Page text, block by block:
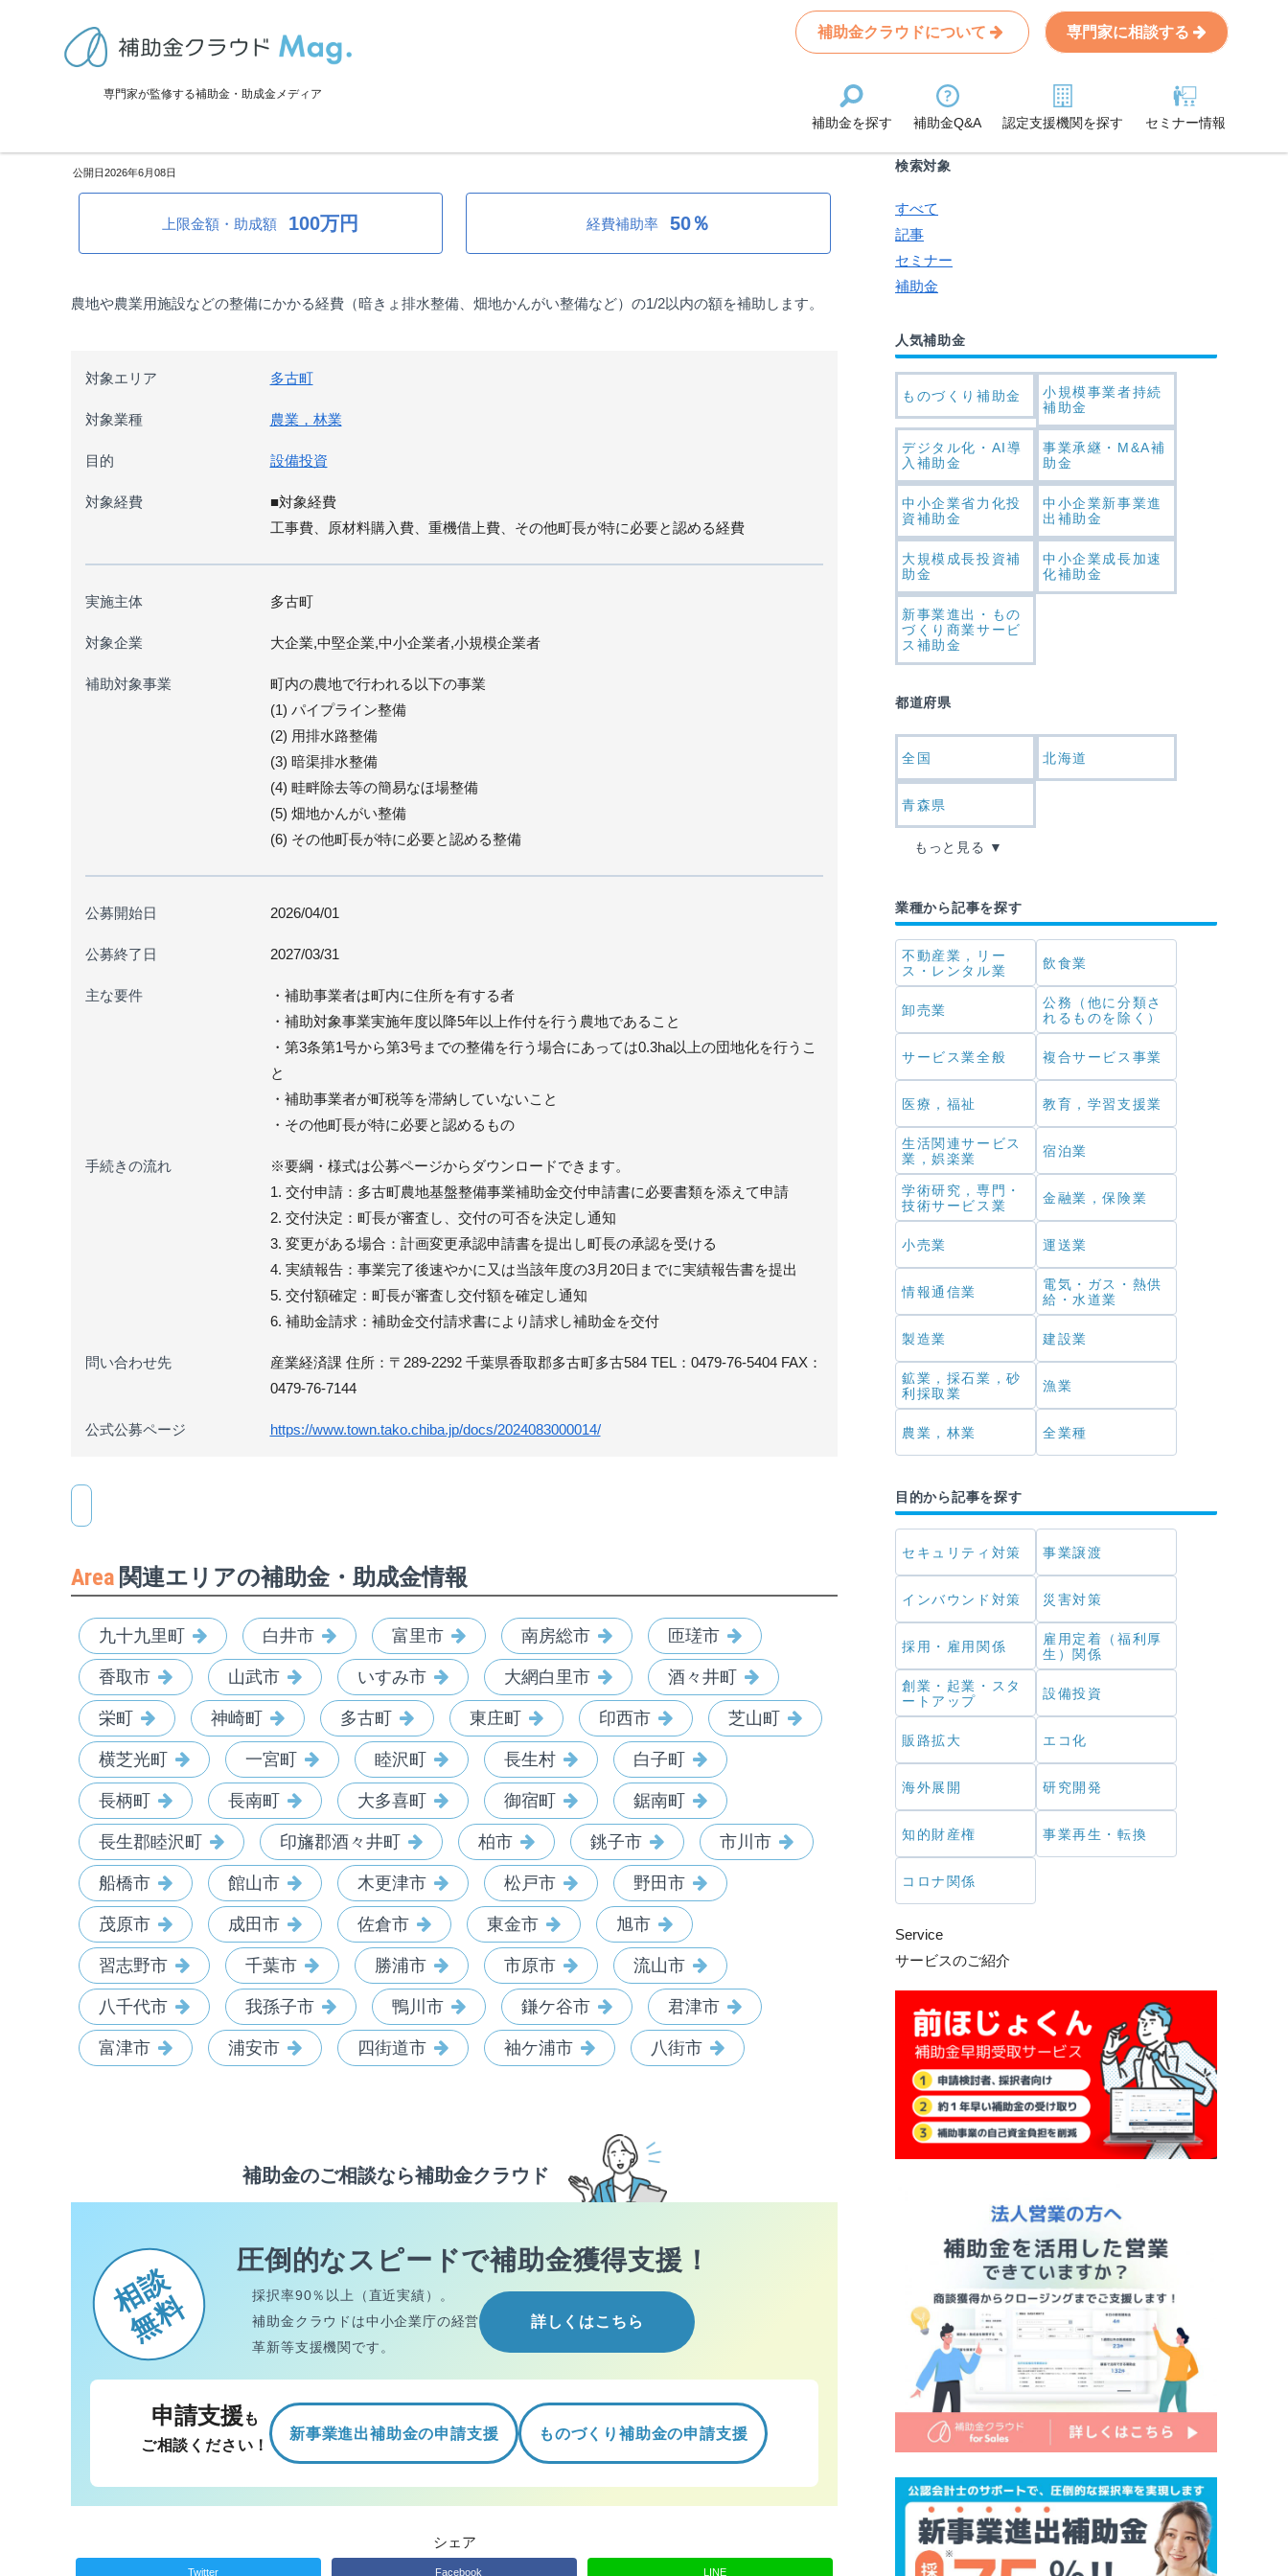
専門家が監修する補助金・助成金メディア
補助金クラウドについて 専門家に相談する
補助金を探す 補助金Q&A 認定支援機関を探す セミナー情報
>補助金・助成金詳細
2026年6月08日
上限金額・助成額 100万円 経費補助率 50％
農地や農業用施設などの整備にかかる経費（暗きょ排水整備、畑地かんがい整備など）の1/2以内の額を補助します。
対象エリア 多古町
対象業種 農業，林業
目的 設備投資
対象経費
■対象経費
工事費、原材料購入費、重機借上費、その他町長が特に必要と認める経費
実施主体 多古町
対象企業 大企業,中堅企業,中小企業者,小規模企業者
補助対象事業
町内の農地で行われる以下の事業
(1) パイプライン整備
(2) 用排水路整備
(3) 暗渠排水整備
(4) 畦畔除去等の簡易なほ場整備
(5) 畑地かんがい整備
(6) その他町長が特に必要と認める整備
公募開始日 2026/04/01
公募終了日 2027/03/31
主な要件
・補助事業者は町内に住所を有する者
・補助対象事業実施年度以降5年以上作付を行う農地であること
・第3条第1号から第3号までの整備を行う場合にあっては0.3ha以上の団地化を行うこ
と
・補助事業者が町税等を滞納していないこと
・その他町長が特に必要と認めるもの
手続きの流れ
※要綱・様式は公募ページからダウンロードできます。
1. 交付申請：多古町農地基盤整備事業補助金交付申請書に必要書類を添えて申請
2. 交付決定：町長が審査し、交付の可否を決定し通知
3. 変更がある場合：計画変更承認申請書を提出し町長の承認を受ける
4. 実績報告：事業完了後速やかに又は当該年度の3月20日までに実績報告書を提出
5. 交付額確定：町長が審査し交付額を確定し通知
6. 補助金請求：補助金交付請求書により請求し補助金を交付
問い合わせ先
産業経済課 住所：〒289-2292 千葉県香取郡多古町多古584 TEL：0479-76-5404 FAX：
0479-76-7144
公式公募ページ https://www.town.tako.chiba.jp/docs/2024083000014/
Area 関連エリアの補助金・助成金情報
九十九里町 白井市 富里市 南房総市 匝瑳市
香取市 山武市 いすみ市 大網白里市 酒々井町
栄町 神崎町 多古町 東庄町 印西市 芝山町
横芝光町 一宮町 睦沢町 長生村 白子町
長柄町 長南町 大多喜町 御宿町 鋸南町
長生郡睦沢町 印旛郡酒々井町 柏市 銚子市 市川市
船橋市 館山市 木更津市 松戸市 野田市
茂原市 成田市 佐倉市 東金市 旭市
習志野市 千葉市 勝浦市 市原市 流山市
八千代市 我孫子市 鴨川市 鎌ケ谷市 君津市
富津市 浦安市 四街道市 袖ケ浦市 八街市
補助金のご相談なら補助金クラウド
相談
無料
圧倒的なスピードで補助金獲得支援！
採択率90％以上（直近実績）。
補助金クラウドは中小企業庁の経営
革新等支援機関です。
詳しくはこちら
申請支援 も
ご相談ください！
新事業進出補助金の申請支援 ものづくり補助金の申請支援
シェア
Twitter Facebook LINE
Search
条件から記事を探す
検索対象
すべて
記事
セミナー
補助金
人気補助金
ものづくり補助金
小規模事業者持続
補助金
デジタル化・AI導
入補助金
事業承継・M&A補
助金
中小企業省力化投
資補助金
中小企業新事業進
出補助金
大規模成長投資補
助金
中小企業成長加速
化補助金
新事業進出・もの
づくり商業サービ
ス補助金
都道府県
全国 北海道
青森県
もっと見る
業種から記事を探す
不動産業，リー
ス・レンタル業
飲食業
卸売業
公務（他に分類さ
れるものを除く）
サービス業全般 複合サービス事業
医療，福祉 教育，学習支援業
生活関連サービス
業，娯楽業
宿泊業
学術研究，専門・
技術サービス業
金融業，保険業
小売業 運送業
情報通信業
電気・ガス・熱供
給・水道業
製造業 建設業
鉱業，採石業，砂
利採取業
漁業
農業，林業 全業種
目的から記事を探す
セキュリティ対策 事業譲渡
インバウンド対策 災害対策
採用・雇用関係
雇用定着（福利厚
生）関係
創業・起業・スタ
ートアップ
設備投資
販路拡大 エコ化
海外展開 研究開発
知的財産権 事業再生・転換
コロナ関係
Service
サービスのご紹介